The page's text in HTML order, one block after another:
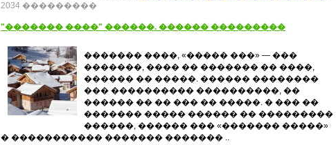
2034 ���������
"������� ����" ������. ������ ���������
������� ����, «����� ���» — ���
�������, ���� �� ������� �� ����,
������ �� �����. ������ ��������
��� ���������� ����������, ��
������ �� �� ��� �� �����. � ��� ��
������� ����� ������ �� ���������
������, ������ ��� «������� �����»
� ����������� ������� ������� ..